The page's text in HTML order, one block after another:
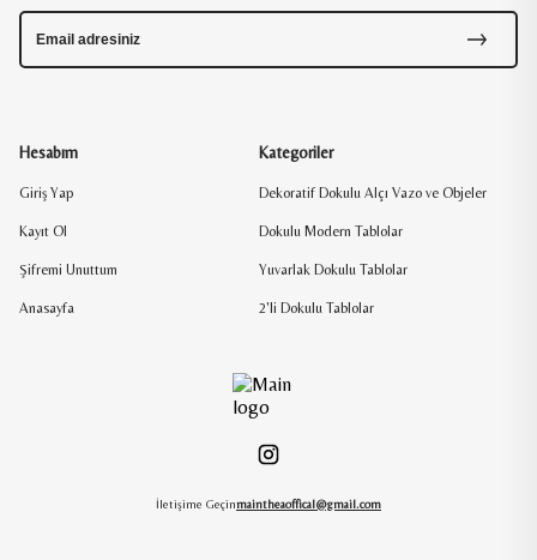
İletişime Geçinmaintheaoffical@gmail.com
Hesabım
Giriş Yap
Kayıt Ol
Şifremi Unuttum
Anasayfa
Kategoriler
Dekoratif Dokulu Alçı Vazo ve Objeler
Dokulu Modern Tablolar
Yuvarlak Dokulu Tablolar
2'li Dokulu Tablolar